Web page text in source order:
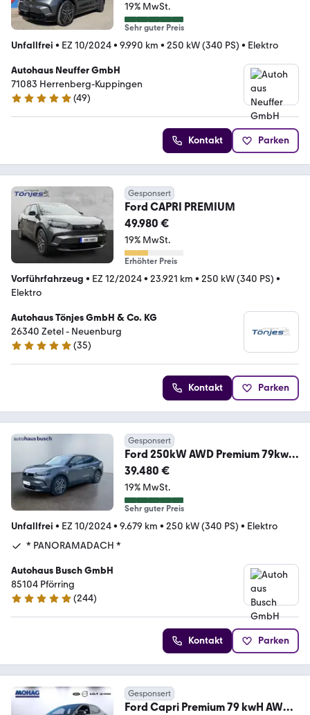
19% MwSt.
Sehr guter Preis
Unfallfrei • EZ 10/2024• 9.990 km • 250 kW (340 PS) • Elektro
Autohaus Neuffer GmbH
71083 Herrenberg-Kuppingen
4.9 Sterne
(49)
Kontakt Parken
Gesponsert
Ford CAPRI PREMIUM
49.980 €
19% MwSt.
Erhöhter Preis
Vorführfahrzeug • EZ 12/2024• 23.921 km • 250 kW (340 PS) •
Elektro
Autohaus Tönjes GmbH & Co. KG
26340 Zetel - Neuenburg
4.8 Sterne
(35)
Kontakt Parken
Gesponsert
Ford 250kW AWD Premium 79kwh
Wärmepumpe/Matrix/HeadUp
39.480 €
19% MwSt.
Sehr guter Preis
Unfallfrei • EZ 10/2024• 9.679 km • 250 kW (340 PS) • Elektro
* PANORAMADACH *
Autohaus Busch GmbH
85104 Pförring
4.8 Sterne
(244)
Kontakt Parken
Gesponsert
Ford Capri Premium 79 kwH AWD